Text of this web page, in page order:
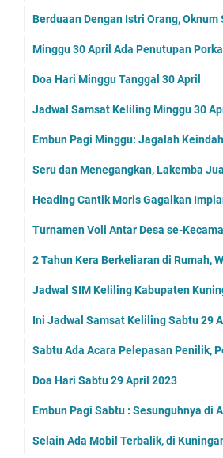
Berduaan Dengan Istri Orang, Oknum
Minggu 30 April Ada Penutupan
Doa Hari Minggu Tanggal 30 April
Jadwal Samsat Keliling Minggu 30
Embun Pagi Minggu: Jagalah
Seru dan Menegangkan, Lakemba
Heading Cantik Moris Gagalkan
Turnamen Voli Antar Desa se-
2 Tahun Kera Berkeliaran di Rumah,
Jadwal SIM Keliling Kabupaten
Ini Jadwal Samsat Keliling Sabtu 29
Sabtu Ada Acara Pelepasan Penilik,
Doa Hari Sabtu 29 April 2023
Embun Pagi Sabtu : Sesunguhnya di
Selain Ada Mobil Terbalik, di